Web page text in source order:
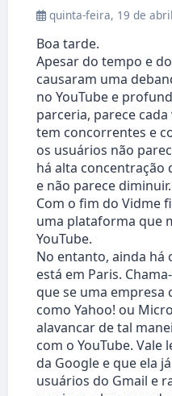
quinta-feira, 19 de
Boa tarde.
Apesar do tempo e
causaram uma
no YouTube e
parceria, parece
tem concorrentes e
os usuários não
há alta concentração
e não parece diminuir.
Com o fim do Vidme
uma plataforma que
YouTube.
No entanto, ainda há
está em Paris.
que se uma empresa
como Yahoo! ou
alavancar de tal
com o YouTube. Vale
da Google e que ela
usuários do Gmail e